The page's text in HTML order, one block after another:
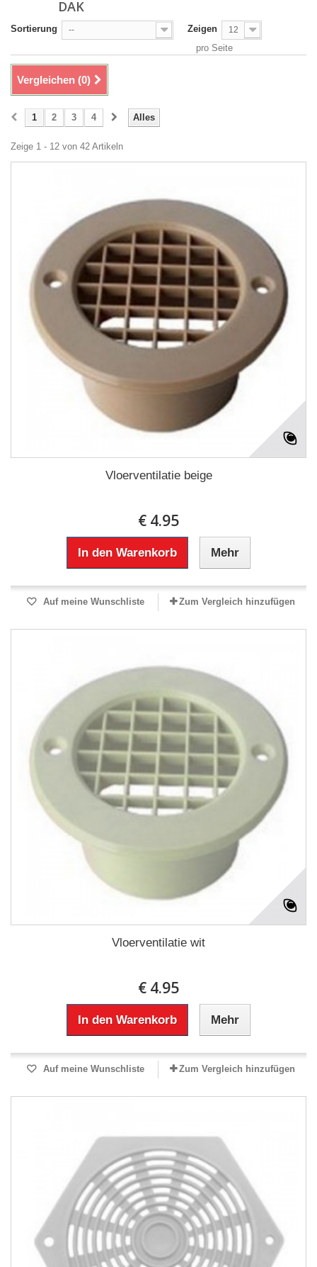
DAK
Sortierung -- Zeigen 12
pro Seite
Vergleichen (0)
Alles
1 2 3 4
Zeige 1 - 12 von 42 Artikeln
Vloerventilatie beige
€ 4.95
In den Warenkorb Mehr
Auf meine Wunschliste Zum Vergleich hinzufügen
Vloerventilatie wit
€ 4.95
In den Warenkorb Mehr
Auf meine Wunschliste Zum Vergleich hinzufügen